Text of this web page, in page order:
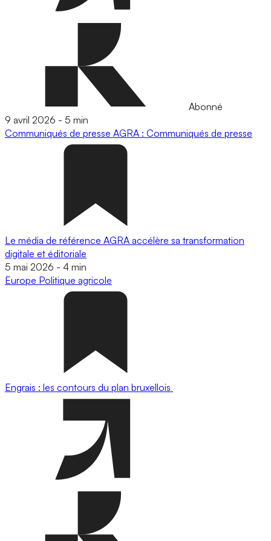
Abonné
9 avril 2026 - 5 min
Communiqués de presse AGRA : Communiqués de presse
Le média de référence AGRA accélère sa transformation
digitale et éditoriale
5 mai 2026 - 4 min
Europe Politique agricole
Engrais : les contours du plan bruxellois